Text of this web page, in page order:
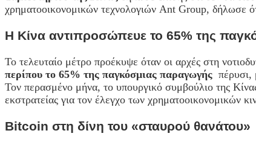
χρηματοοικονομικών τεχνολογιών Ant Group, δήλωσε
Η Κίνα αντιπροσώπευε το 65% της
Το τελευταίο μέτρο προέκυψε όταν οι αρχές στη
περίπου το 65% της παγκόσμιας παραγωγής πέρυσι,
Τον περασμένο μήνα, το υπουργικό συμβούλιο της
εκστρατείας για τον έλεγχο των χρηματοοικονομικών
Bitcoin στη δίνη του «σταυρού θανάτου»